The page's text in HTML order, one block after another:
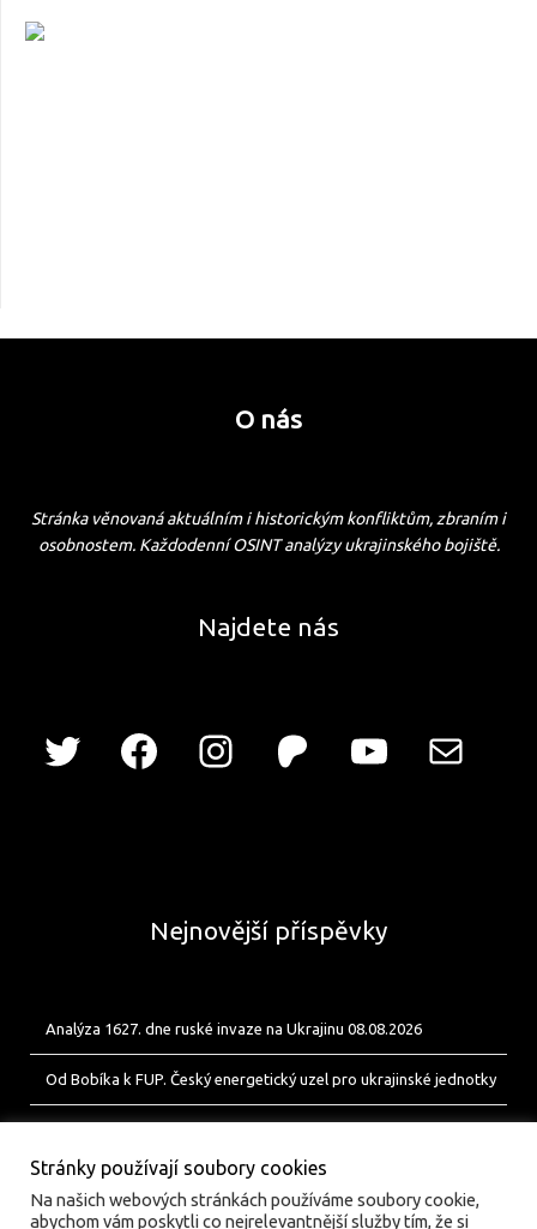
O nás
Stránka věnovaná aktuálním i historickým konfliktům, zbraním i
osobnostem. Každodenní OSINT analýzy ukrajinského bojiště.
Najdete nás
Nejnovější příspěvky
Analýza 1627. dne ruské invaze na Ukrajinu 08.08.2026
Od Bobíka k FUP. Český energetický uzel pro ukrajinské jednotky
Stránky používají soubory cookies
Na našich webových stránkách používáme soubory cookie,
abychom vám poskytli co nejrelevantnější služby tím, že si